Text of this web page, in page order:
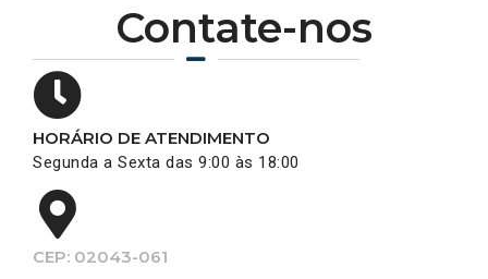
Contate-nos
HORÁRIO DE ATENDIMENTO
Segunda a Sexta das 9:00 às 18:00
CEP: 02043-061